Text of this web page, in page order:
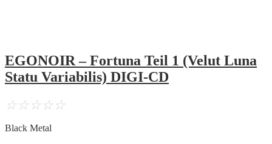
EGONOIR – Fortuna Teil 1 (Velut Luna
Statu Variabilis) DIGI-CD
☆☆☆☆☆
Black Metal